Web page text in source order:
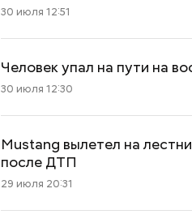
30 июля 12:51
Человек упал на пути на
30 июля 12:30
Mustang вылетел на
после ДТП
29 июля 20:31